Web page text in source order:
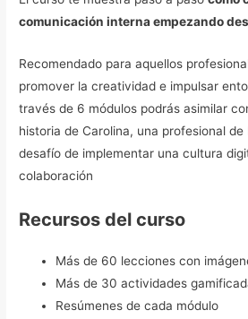
comunicación interna empezando
Recomendado para aquellos
promover la creatividad e impulsar
través de 6 módulos podrás asimilar
historia de Carolina, una profesional de
desafío de implementar una cultura
colaboración
Recursos del curso
Más de 60 lecciones con
Más de 30 actividades
Resúmenes de cada módulo